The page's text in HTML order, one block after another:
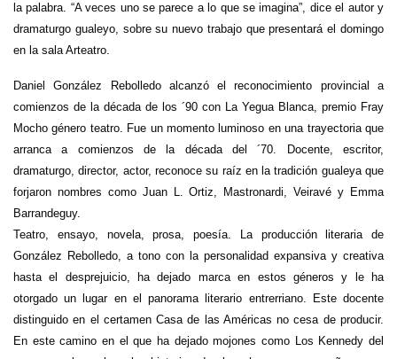
la palabra. “A veces uno se parece a lo que se imagina”, dice el autor y
dramaturgo gualeyo, sobre su nuevo trabajo que presentará el domingo
en la sala Arteatro.
Daniel González Rebolledo alcanzó el reconocimiento provincial a
comienzos de la década de los ´90 con La Yegua Blanca, premio Fray
Mocho género teatro. Fue un momento luminoso en una trayectoria que
arranca a comienzos de la década del ´70. Docente, escritor,
dramaturgo, director, actor, reconoce su raíz en la tradición gualeya que
forjaron nombres como Juan L. Ortiz, Mastronardi, Veiravé y Emma
Barrandeguy.
Teatro, ensayo, novela, prosa, poesía. La producción literaria de
González Rebolledo, a tono con la personalidad expansiva y creativa
hasta el desprejuicio, ha dejado marca en estos géneros y le ha
otorgado un lugar en el panorama literario entrerriano. Este docente
distinguido en el certamen Casa de las Américas no cesa de producir.
En este camino en el que ha dejado mojones como Los Kennedy del